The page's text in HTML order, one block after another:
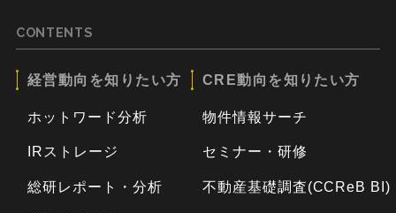
CONTENTS
経営動向を知りたい方
ホットワード分析
IRストレージ
総研レポート・分析
CRE動向を知りたい方
物件情報サーチ
セミナー・研修
不動産基礎調査(CCReB BI)